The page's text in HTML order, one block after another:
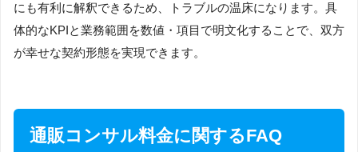
にも有利に解釈できるため、トラブルの温床になります。具
体的なKPIと業務範囲を数値・項目で明文化することで、双方
が幸せな契約形態を実現できます。
通販コンサル料金に関するFAQ